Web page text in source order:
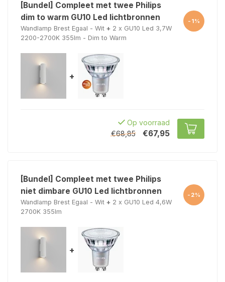
[Bundel] Compleet met twee Philips
dim to warm GU10 Led lichtbronnen
Wandlamp Brest Egaal - Wit + 2 x GU10 Led 3,7W
2200-2700K 355lm - Dim to Warm
-1%
+
Op voorraad
€68,85
€67,95
[Bundel] Compleet met twee Philips
niet dimbare GU10 Led lichtbronnen
Wandlamp Brest Egaal - Wit + 2 x GU10 Led 4,6W
2700K 355lm
-2%
+